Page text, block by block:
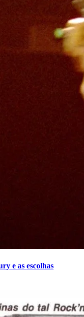
e as escolhas